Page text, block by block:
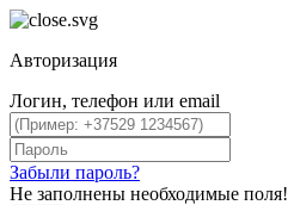
Авторизация
Логин, телефон или email
Забыли пароль?
Не заполнены необходимые поля!